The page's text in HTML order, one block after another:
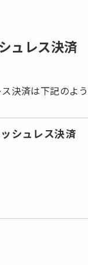
ュレス決済
決済は下記のよう
シュレス決済